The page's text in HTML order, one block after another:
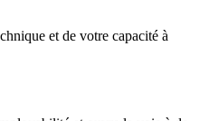
et de votre capacité à